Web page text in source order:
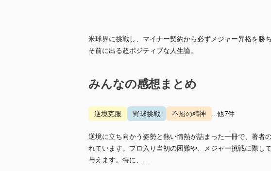
米球界に挑戦し、マイナー契約から必ずメジャー昇格を勝
そ前に出る超ポジティブな人生論。
みんなの感想まとめ
逆境克服 野球挑戦 不屈の精神 ...他7件
逆境に立ち向かう姿勢と熱い情熱が詰まった一冊で、著者
れています。プロ入り当初の困難や、メジャー挑戦に際し
与えます。特に、...